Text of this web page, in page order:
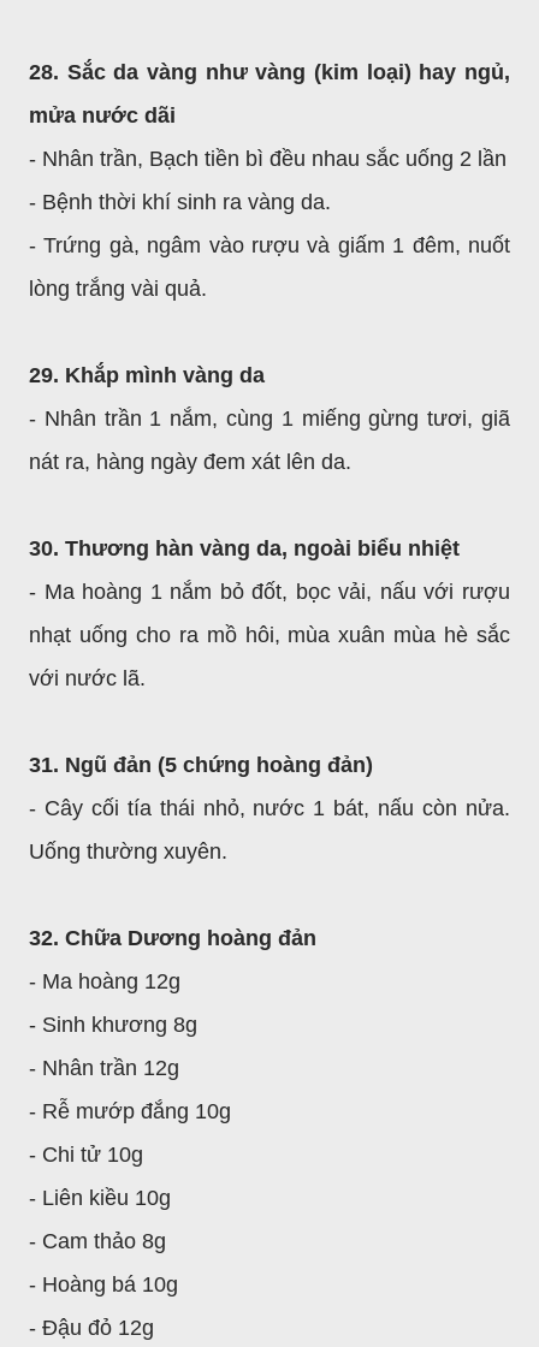
28. Sắc da vàng như vàng (kim loại) hay ngủ,
mửa nước dãi
- Nhân trần, Bạch tiền bì đều nhau sắc uống 2 lần
- Bệnh thời khí sinh ra vàng da.
- Trứng gà, ngâm vào rượu và giấm 1 đêm, nuốt
lòng trắng vài quả.
29. Khắp mình vàng da
- Nhân trần 1 nắm, cùng 1 miếng gừng tươi, giã
nát ra, hàng ngày đem xát lên da.
30. Thương hàn vàng da, ngoài biểu nhiệt
- Ma hoàng 1 nắm bỏ đốt, bọc vải, nấu với rượu
nhạt uống cho ra mồ hôi, mùa xuân mùa hè sắc
với nước lã.
31. Ngũ đản (5 chứng hoàng đản)
- Cây cối tía thái nhỏ, nước 1 bát, nấu còn nửa.
Uống thường xuyên.
32. Chữa Dương hoàng đản
- Ma hoàng 12g
- Sinh khương 8g
- Nhân trần 12g
- Rễ mướp đắng 10g
- Chi tử 10g
- Liên kiều 10g
- Cam thảo 8g
- Hoàng bá 10g
- Đậu đỏ 12g